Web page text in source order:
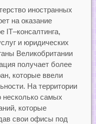
иностранных
на оказание
IT–консалтинга,
и юридических
Великобритании
получает более
которые ввели
На территории
несколько самых
которые
свои офисы под